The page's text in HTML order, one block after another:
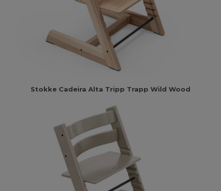
Stokke Cadeira Alta Tripp Trapp Wild Wood